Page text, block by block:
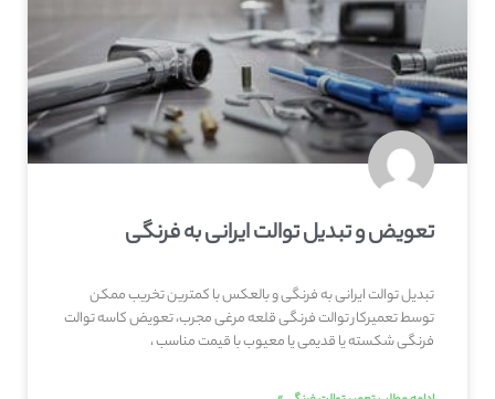
تعویض و تبدیل توالت ایرانی به فرنگی
تبدیل توالت ایرانی به فرنگی و بالعکس با کمترین تخریب ممکن
توسط تعمیرکار توالت فرنگی قلعه‌ مرغی مجرب، تعویض کاسه توالت
فرنگی شکسته یا قدیمی یا معیوب با قیمت مناسب ،